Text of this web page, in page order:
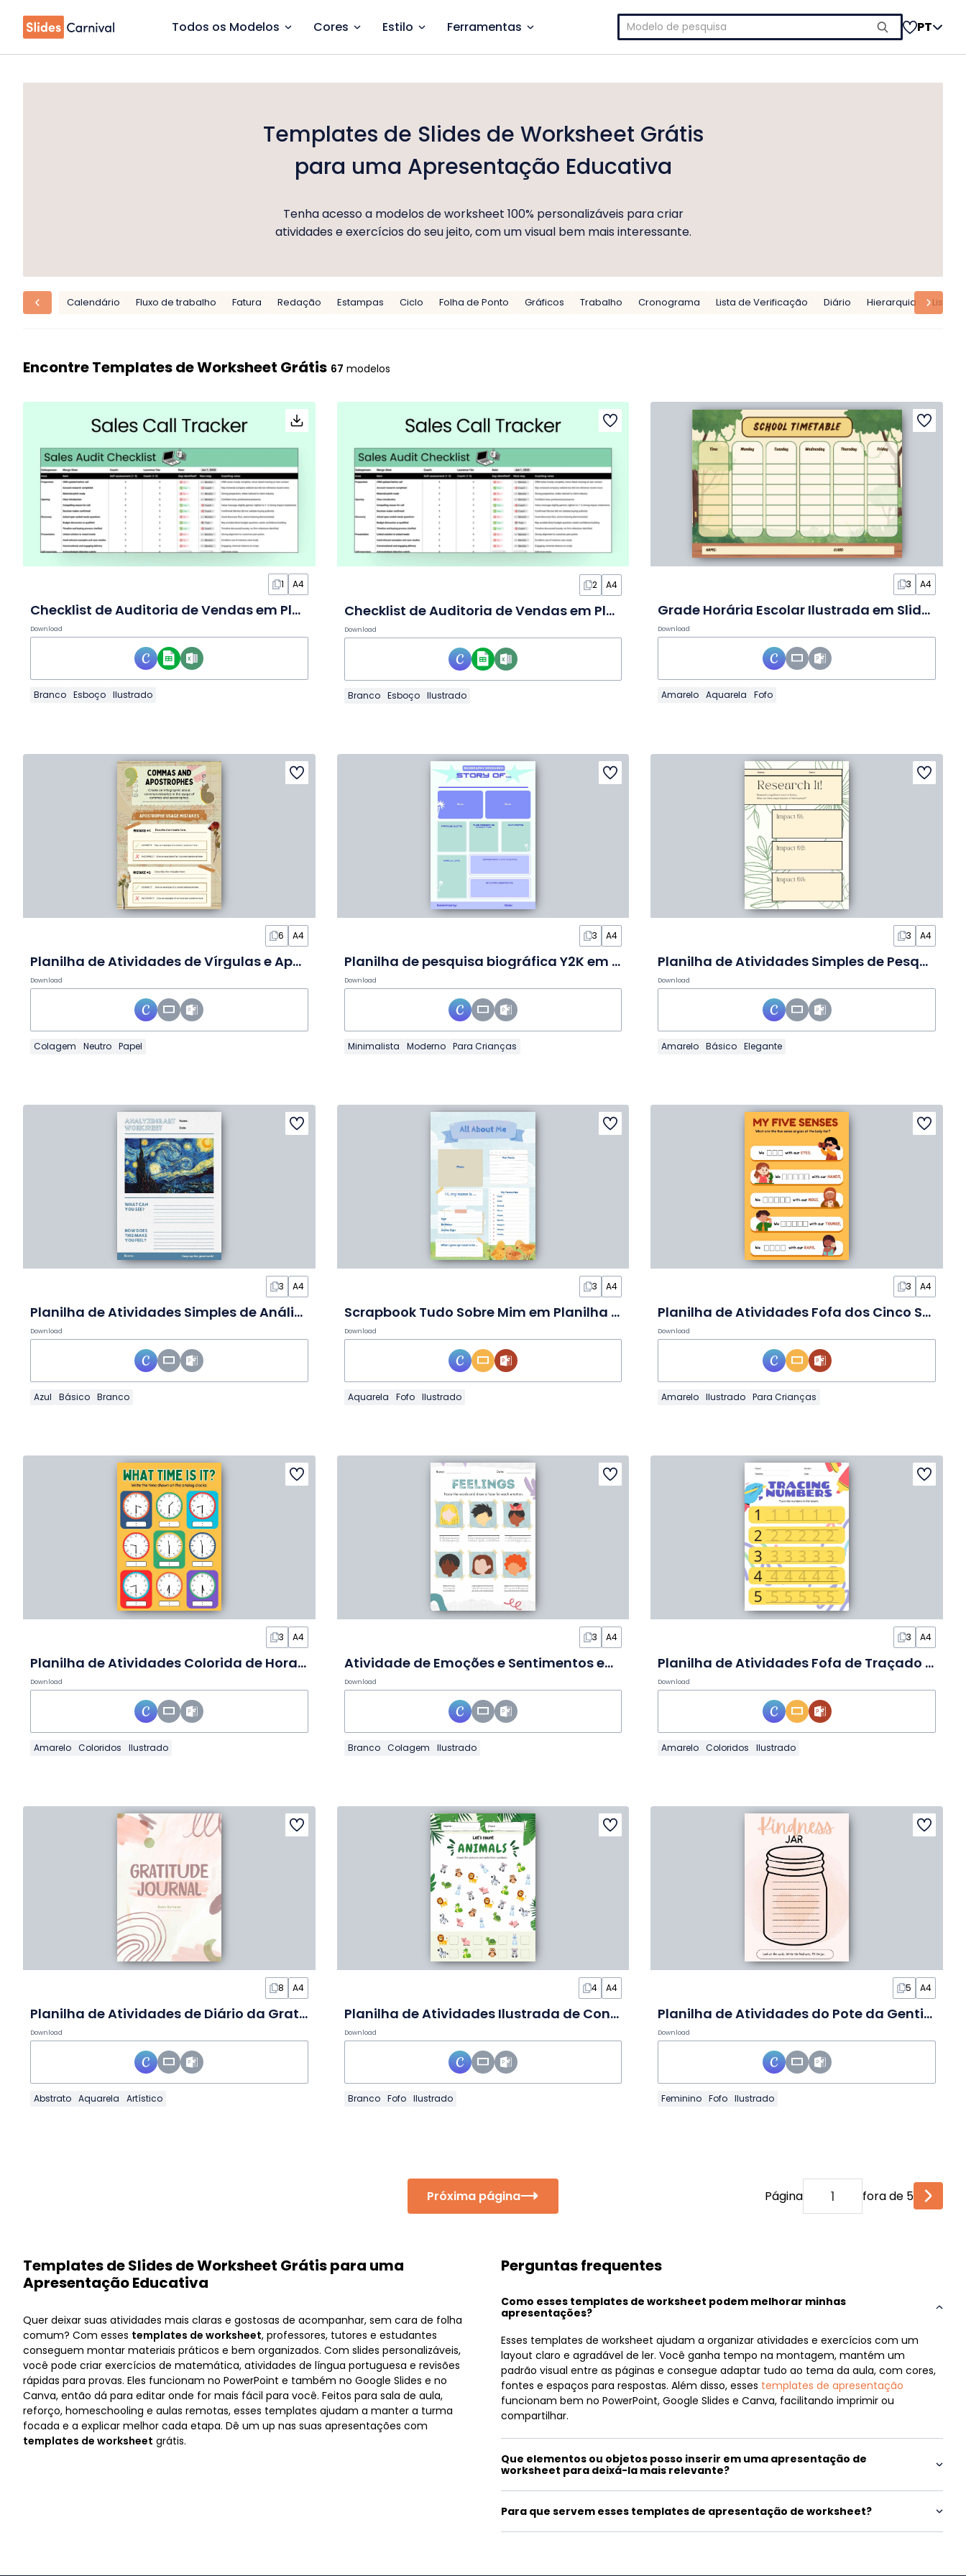
Todos os Modelos Cores Estilo Ferramentas
Pesquisar
por:
PT
Templates de Slides de Worksheet Grátis
para uma Apresentação Educativa
Tenha acesso a modelos de worksheet 100% personalizáveis para criar
atividades e exercícios do seu jeito, com um visual bem mais interessante.
Calendário Fluxo de trabalho Fatura Redação Estampas Ciclo Folha de Ponto Gráficos Trabalho Cronograma Lista de Verificação Diário Hierarquia Listas
Encontre Templates de Worksheet Grátis 67 modelos
1 A4
Checklist de Auditoria de Vendas em Planilha
Download
Branco Esboço Ilustrado
2 A4
Checklist de Auditoria de Vendas em Planilha
Download
Branco Esboço Ilustrado
3 A4
Grade Horária Escolar Ilustrada em Slides
Download
Amarelo Aquarela Fofo
6 A4
Planilha de Atividades de Vírgulas e Apóstrofos em Slides
Download
Colagem Neutro Papel
3 A4
Planilha de pesquisa biográfica Y2K em Planilha de Atividades
Download
Minimalista Moderno Para Crianças
3 A4
Planilha de Atividades Simples de Pesquisa de Eventos Marcantes
Download
Amarelo Básico Elegante
3 A4
Planilha de Atividades Simples de Análise de Arte
Download
Azul Básico Branco
3 A4
Scrapbook Tudo Sobre Mim em Planilha de Atividades
Download
Aquarela Fofo Ilustrado
3 A4
Planilha de Atividades Fofa dos Cinco Sentidos
Download
Amarelo Ilustrado Para Crianças
3 A4
Planilha de Atividades Colorida de Horas no Relógio
Download
Amarelo Coloridos Ilustrado
3 A4
Atividade de Emoções e Sentimentos em Slides
Download
Branco Colagem Ilustrado
3 A4
Planilha de Atividades Fofa de Traçado de Números
Download
Amarelo Coloridos Ilustrado
8 A4
Planilha de Atividades de Diário da Gratidão em Aquarela Abstrata
Download
Abstrato Aquarela Artístico
4 A4
Planilha de Atividades Ilustrada de Contagem de Animais
Download
Branco Fofo Ilustrado
5 A4
Planilha de Atividades do Pote da Gentileza Fofo
Download
Feminino Fofo Ilustrado
Próxima página Página fora de 5
Templates de Slides de Worksheet Grátis para uma
Apresentação Educativa
Quer deixar suas atividades mais claras e gostosas de acompanhar, sem cara de folha
comum? Com esses templates de worksheet, professores, tutores e estudantes
conseguem montar materiais práticos e bem organizados. Com slides personalizáveis,
você pode criar exercícios de matemática, atividades de língua portuguesa e revisões
rápidas para provas. Eles funcionam no PowerPoint e também no Google Slides e no
Canva, então dá para editar onde for mais fácil para você. Feitos para sala de aula,
reforço, homeschooling e aulas remotas, esses templates ajudam a manter a turma
focada e a explicar melhor cada etapa. Dê um up nas suas apresentações com
templates de worksheet grátis.
Perguntas frequentes
Como esses templates de worksheet podem melhorar minhas
apresentações?
Esses templates de worksheet ajudam a organizar atividades e exercícios com um
layout claro e agradável de ler. Você ganha tempo na montagem, mantém um
padrão visual entre as páginas e consegue adaptar tudo ao tema da aula, com cores,
fontes e espaços para respostas. Além disso, esses templates de apresentação
funcionam bem no PowerPoint, Google Slides e Canva, facilitando imprimir ou
compartilhar.
Que elementos ou objetos posso inserir em uma apresentação de
worksheet para deixá-la mais relevante?
Para que servem esses templates de apresentação de worksheet?